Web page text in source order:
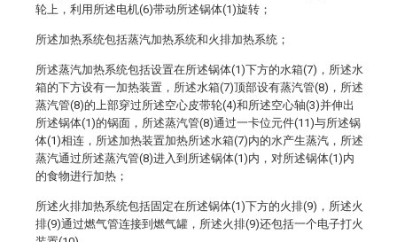
轮上，利用所述电机(6)带动所述锅体(1)旋转；
所述加热系统包括蒸汽加热系统和火排加热系统；
所述蒸汽加热系统包括设置在所述锅体(1)下方的水箱(7)，所述水
箱的下方设有一加热装置，所述水箱(7)顶部设有蒸汽管(8)，所述
蒸汽管(8)的上部穿过所述空心皮带轮(4)和所述空心轴(3)并伸出
所述锅体(1)的锅面，所述蒸汽管(8)通过一卡位元件(11)与所述锅
体(1)相连，所述加热装置加热所述水箱(7)内的水产生蒸汽，所述
蒸汽通过所述蒸汽管(8)进入到所述锅体(1)内，对所述锅体(1)内
的食物进行加热；
所述火排加热系统包括固定在所述锅体(1)下方的火排(9)，所述火
排(9)通过燃气管连接到燃气罐，所述火排(9)还包括一个电子打火